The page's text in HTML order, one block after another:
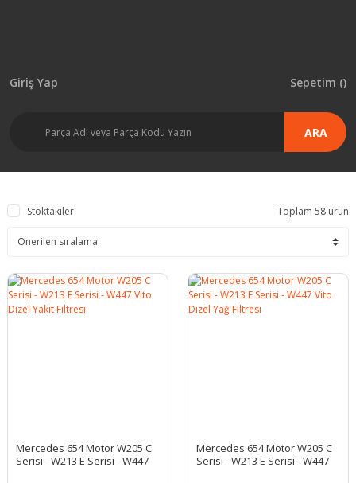
ARA
Giriş Yap Sepetim ()
Stoktakiler Toplam 58 ürün
Mercedes 654 Motor W205 C
Serisi - W213 E Serisi - W447
Mercedes 654 Motor W205 C
Serisi - W213 E Serisi - W447